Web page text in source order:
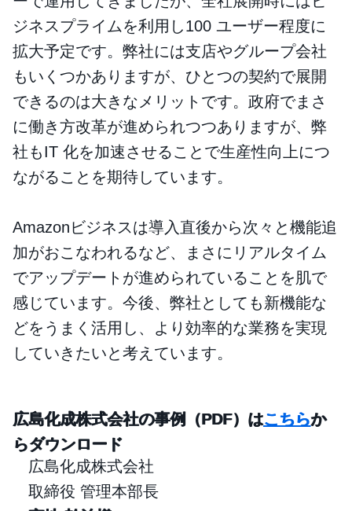
ジネスプライムを利用し100 ユーザー程度に
拡大予定です。弊社には支店やグループ会社
もいくつかありますが、ひとつの契約で展開
できるのは大きなメリットです。政府でまさ
に働き方改革が進められつつありますが、弊
社もIT 化を加速させることで生産性向上につ
ながることを期待しています。
Amazonビジネスは導入直後から次々と機能追
加がおこなわれるなど、まさにリアルタイム
でアップデートが進められていることを肌で
感じています。今後、弊社としても新機能な
どをうまく活用し、より効率的な業務を実現
していきたいと考えています。
広島化成株式会社の事例（PDF）はこちらか
らダウンロード
広島化成株式会社
取締役 管理本部長